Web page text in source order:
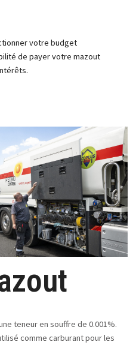
votre budget
de payer votre mazout
teneur en souffre de 0.001%.
comme carburant pour les